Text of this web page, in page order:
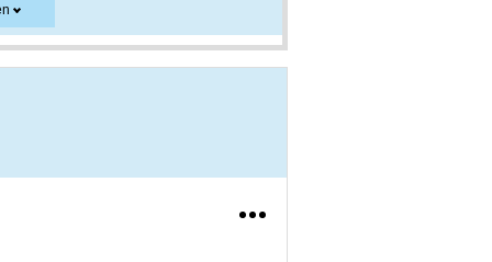
kan ook aanwijzingen voor het gebruik
niveau. Komt de zoekterm in een hoger